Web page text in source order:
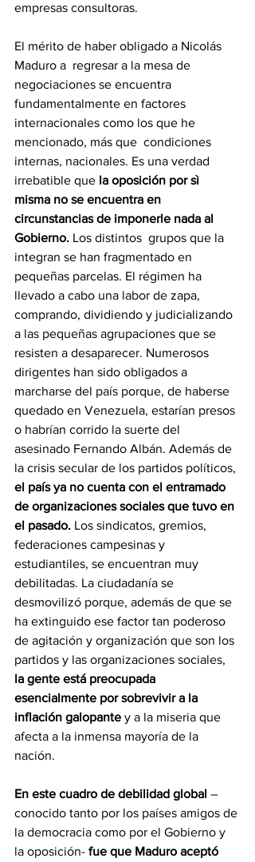
empresas consultoras.
El mérito de haber obligado a Nicolás
Maduro a  regresar a la mesa de
negociaciones se encuentra
fundamentalmente en factores
internacionales como los que he
mencionado, más que  condiciones
internas, nacionales. Es una verdad
irrebatible que la oposición por sì
misma no se encuentra en
circunstancias de imponerle nada al
Gobierno. Los distintos  grupos que la
integran se han fragmentado en
pequeñas parcelas. El régimen ha
llevado a cabo una labor de zapa,
comprando, dividiendo y judicializando
a las pequeñas agrupaciones que se
resisten a desaparecer. Numerosos
dirigentes han sido obligados a
marcharse del país porque, de haberse
quedado en Venezuela, estarían presos
o habrían corrido la suerte del
asesinado Fernando Albán. Además de
la crisis secular de los partidos políticos,
el país ya no cuenta con el entramado
de organizaciones sociales que tuvo en
el pasado. Los sindicatos, gremios,
federaciones campesinas y
estudiantiles, se encuentran muy
debilitadas. La ciudadanía se
desmovilizó porque, además de que se
ha extinguido ese factor tan poderoso
de agitación y organización que son los
partidos y las organizaciones sociales,
la gente está preocupada
esencialmente por sobrevivir a la
inflación galopante y a la miseria que
afecta a la inmensa mayoría de la
nación.
En este cuadro de debilidad global –
conocido tanto por los países amigos de
la democracia como por el Gobierno y
la oposición- fue que Maduro aceptó